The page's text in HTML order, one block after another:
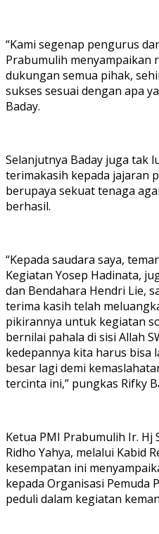
“Kami segenap pengurus
Prabumulih menyampaikan
dukungan semua pihak,
sukses sesuai dengan apa
Baday.
Selanjutnya Baday juga tak
terimakasih kepada jajaran
berupaya sekuat tenaga
berhasil.
“Kepada saudara saya,
Kegiatan Yosep Hadinata,
dan Bendahara Hendri Lie,
terima kasih telah
pikirannya untuk kegiatan
bernilai pahala di sisi Allah
kedepannya kita harus bisa
besar lagi demi
tercinta ini,” pungkas Rifky
Ketua PMI Prabumulih Ir. Hj
Ridho Yahya, melalui Kabid
kesempatan ini
kepada Organisasi Pemuda
peduli dalam kegiatan